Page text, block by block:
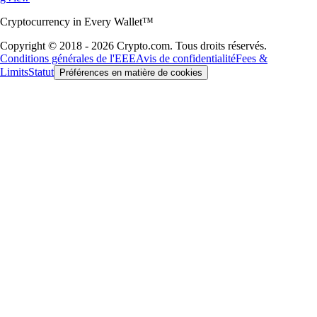
Cryptocurrency in Every Wallet™
Copyright © 2018 - 2026 Crypto.com. Tous droits réservés.
Conditions générales de l'EEEAvis de confidentialitéFees &
LimitsStatut Préférences en matière de cookies